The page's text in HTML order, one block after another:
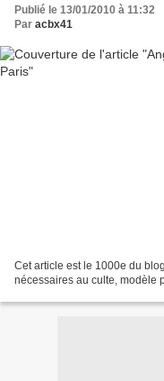
Publié le 13/01/2010 à 11:32
Par acbx41
Cet article est le 1000e du
nécessaires au culte, modèle